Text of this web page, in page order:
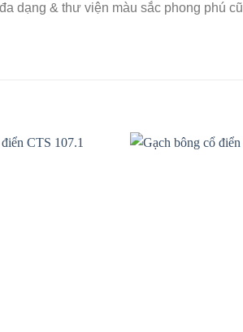
dạng & thư viện màu sắc phong phú